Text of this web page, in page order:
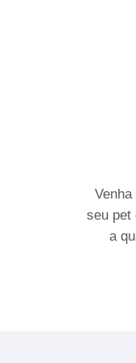
seu pet
a